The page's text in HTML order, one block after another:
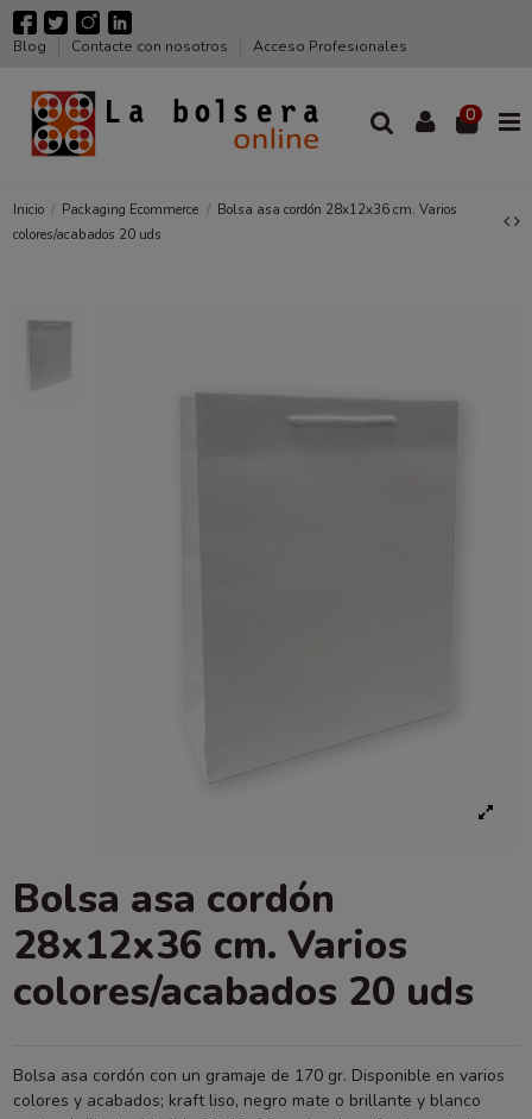
Blog Contacte con nosotros Acceso Profesionales
0
Inicio Packaging Ecommerce
Bolsa asa cordón 28x12x36 cm. Varios
colores/acabados 20 uds
Bolsa asa cordón
28x12x36 cm. Varios
colores/acabados 20 uds
Bolsa asa cordón con un gramaje de 170 gr. Disponible en varios
colores y acabados; kraft liso, negro mate o brillante y blanco